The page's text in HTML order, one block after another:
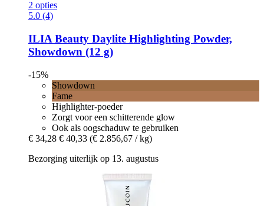
2 opties
5.0 (4)
ILIA Beauty Daylite Highlighting Powder,
Showdown (12 g)
-15%
Showdown
Fame
Highlighter-poeder
Zorgt voor een schitterende glow
Ook als oogschaduw te gebruiken
€ 34,28 € 40,33 (€ 2.856,67 / kg)
Bezorging uiterlijk op 13. augustus